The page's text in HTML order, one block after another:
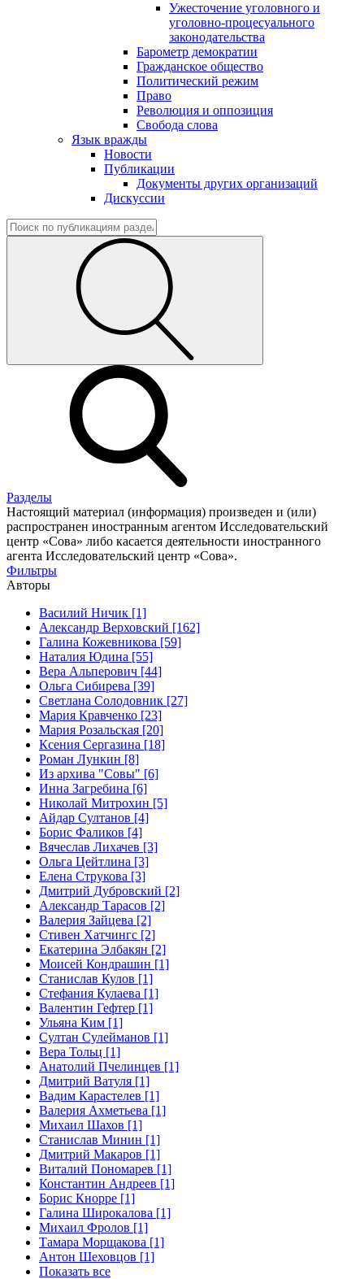
Ужесточение уголовного и
уголовно-процесуального
законодательства
Барометр демократии
Гражданское общество
Политический режим
Право
Революция и оппозиция
Свобода слова
Язык вражды
Новости
Публикации
Документы других организаций
Дискуссии
Разделы
Настоящий материал (информация) произведен и (или)
распространен иностранным агентом Исследовательский
центр «Сова» либо касается деятельности иностранного
агента Исследовательский центр «Сова».
Фильтры
Авторы
Василий Ничик [1]
Александр Верховский [162]
Галина Кожевникова [59]
Наталия Юдина [55]
Вера Альперович [44]
Ольга Сибирева [39]
Светлана Солодовник [27]
Мария Кравченко [23]
Мария Розальская [20]
Ксения Сергазина [18]
Роман Лункин [8]
Из архива "Совы" [6]
Инна Загребина [6]
Николай Митрохин [5]
Айдар Султанов [4]
Борис Фаликов [4]
Вячеслав Лихачев [3]
Ольга Цейтлина [3]
Елена Струкова [3]
Дмитрий Дубровский [2]
Александр Тарасов [2]
Валерия Зайцева [2]
Стивен Хатчингс [2]
Екатерина Элбакян [2]
Моисей Кондрашин [1]
Станислав Кулов [1]
Стефания Кулаева [1]
Валентин Гефтер [1]
Ульяна Ким [1]
Султан Сулейманов [1]
Верa Тольц [1]
Анатолий Пчелинцев [1]
Дмитрий Ватуля [1]
Вадим Карастелев [1]
Валерия Ахметьева [1]
Михаил Шахов [1]
Станислав Минин [1]
Дмитрий Макаров [1]
Виталий Пономарев [1]
Константин Андреев [1]
Борис Кнорре [1]
Галина Широкалова [1]
Михаил Фролов [1]
Тамара Морщакова [1]
Антон Шеховцов [1]
Показать все